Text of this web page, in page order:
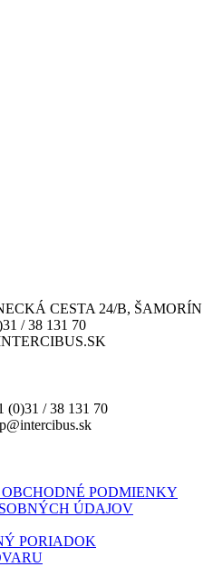
CESTA 24/B, ŠAMORÍN
/ 38 131 70
(0)31 / 38 131 70
PODMIENKY
ÚDAJOV
PORIADOK